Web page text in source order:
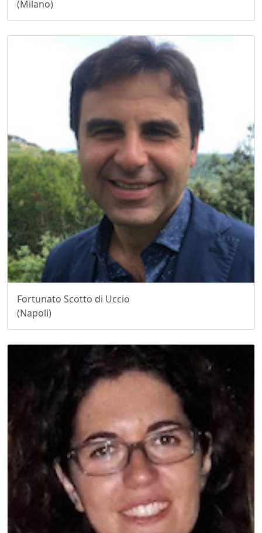
(Milano)
Fortunato Scotto di Uccio
(Napoli)